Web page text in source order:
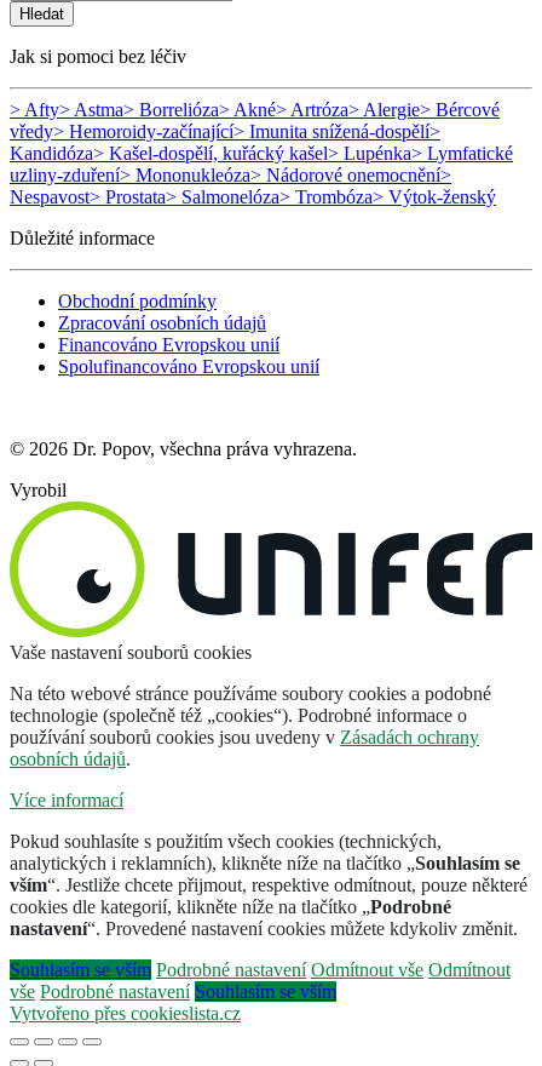
Hledat
Jak si pomoci bez léčiv
> Afty> Astma> Borrelióza> Akné> Artróza> Alergie> Bércové
vředy> Hemoroidy-začínající> Imunita snížená-dospělí>
Kandidóza> Kašel-dospělí, kuřácký kašel> Lupénka> Lymfatické
uzliny-zduření> Mononukleóza> Nádorové onemocnění>
Nespavost> Prostata> Salmonelóza> Trombóza> Výtok-ženský
Důležité informace
Obchodní podmínky
Zpracování osobních údajů
Financováno Evropskou unií
Spolufinancováno Evropskou unií
© 2026 Dr. Popov, všechna práva vyhrazena.
Vyrobil
Vaše nastavení souborů cookies
Na této webové stránce používáme soubory cookies a podobné
technologie (společně též „cookies“). Podrobné informace o
používání souborů cookies jsou uvedeny v Zásadách ochrany
osobních údajů.
Více informací
Pokud souhlasíte s použitím všech cookies (technických,
analytických i reklamních), klikněte níže na tlačítko „Souhlasím se
vším“. Jestliže chcete přijmout, respektive odmítnout, pouze některé
cookies dle kategorií, klikněte níže na tlačítko „Podrobné
nastavení“. Provedené nastavení cookies můžete kdykoliv změnit.
Souhlasím se vším Podrobné nastavení Odmítnout vše Odmítnout
vše Podrobné nastavení Souhlasím se vším
Vytvořeno přes cookieslista.cz